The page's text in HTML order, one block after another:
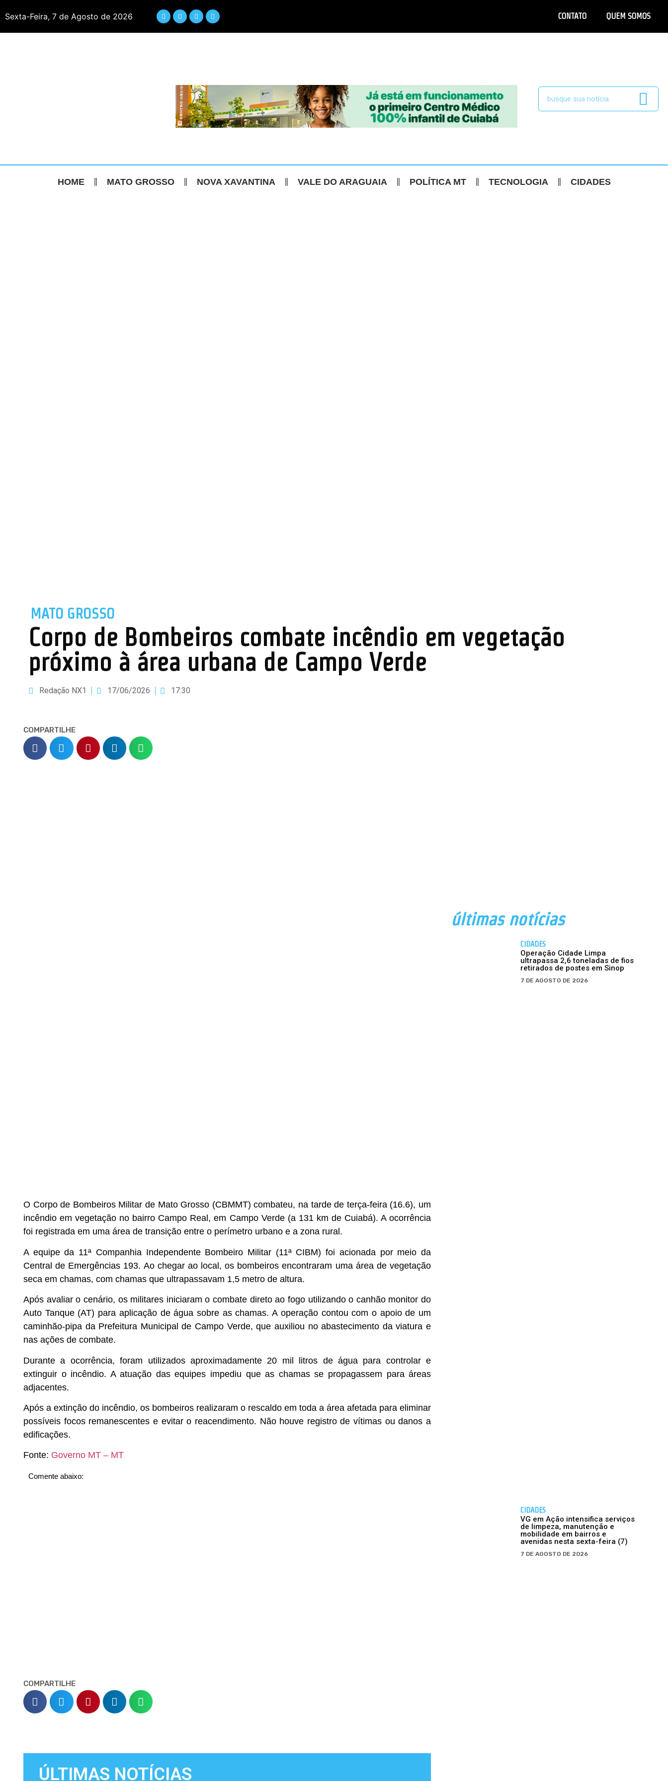
Sexta-Feira, 7 de Agosto de 2026 CONTATO QUEM SOMOS
HOME MATO GROSSO NOVA XAVANTINA VALE DO ARAGUAIA POLÍTICA MT TECNOLOGIA CIDADES
MATO GROSSO
Corpo de Bombeiros combate incêndio em vegetação
próximo à área urbana de Campo Verde
Redação NX1 17/06/2026 17:30
COMPARTILHE
O Corpo de Bombeiros Militar de Mato Grosso (CBMMT) combateu, na tarde de terça-feira (16.6), um
incêndio em vegetação no bairro Campo Real, em Campo Verde (a 131 km de Cuiabá). A ocorrência
foi registrada em uma área de transição entre o perímetro urbano e a zona rural.
A equipe da 11ª Companhia Independente Bombeiro Militar (11ª CIBM) foi acionada por meio da
Central de Emergências 193. Ao chegar ao local, os bombeiros encontraram uma área de vegetação
seca em chamas, com chamas que ultrapassavam 1,5 metro de altura.
Após avaliar o cenário, os militares iniciaram o combate direto ao fogo utilizando o canhão monitor do
Auto Tanque (AT) para aplicação de água sobre as chamas. A operação contou com o apoio de um
caminhão-pipa da Prefeitura Municipal de Campo Verde, que auxiliou no abastecimento da viatura e
nas ações de combate.
Durante a ocorrência, foram utilizados aproximadamente 20 mil litros de água para controlar e
extinguir o incêndio. A atuação das equipes impediu que as chamas se propagassem para áreas
adjacentes.
Após a extinção do incêndio, os bombeiros realizaram o rescaldo em toda a área afetada para eliminar
possíveis focos remanescentes e evitar o reacendimento. Não houve registro de vítimas ou danos a
edificações.
Fonte: Governo MT – MT
Comente abaixo:
COMPARTILHE
ÚLTIMAS NOTÍCIAS
últimas notícias
CIDADES
Operação Cidade Limpa
ultrapassa 2,6 toneladas de fios
retirados de postes em Sinop
7 DE AGOSTO DE 2026
CIDADES
VG em Ação intensifica serviços
de limpeza, manutenção e
mobilidade em bairros e
avenidas nesta sexta-feira (7)
7 DE AGOSTO DE 2026